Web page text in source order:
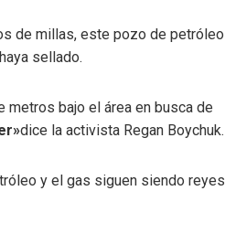
de millas, este pozo de petróleo
sellado.
bajo el área en busca de
dice la activista Regan Boychuk.
y el gas siguen siendo reyes